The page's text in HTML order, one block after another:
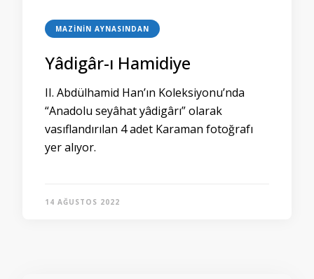
MAZININ AYNASINDAN
Yâdigâr-ı Hamidiye
II. Abdülhamid Han’ın Koleksiyonu’nda
“Anadolu seyâhat yâdigârı” olarak
vasıflandırılan 4 adet Karaman fotoğrafı
yer alıyor.
14 AĞUSTOS 2022